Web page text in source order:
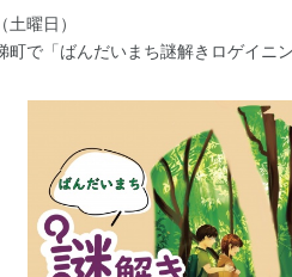
曜日）
町で「ばんだいまち謎解きロゲイニ